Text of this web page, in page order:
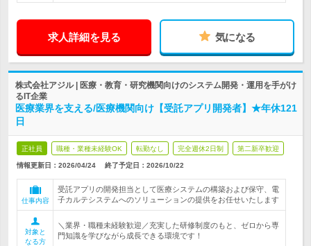
求人詳細を見る 気になる
株式会社アジル | 医療・教育・研究機関向けのシステム開発・運用を手がけ
るIT企業
医療業界を支える/医療機関向け【受託アプリ開発者】★年休121
日
正社員 職種・業種未経験OK 転勤なし 完全週休2日制 第二新卒歓迎
情報更新日：2026/04/24 終了予定日： 2026/10/22
仕事内容
受託アプリの開発担当として医療システムの構築および保守、電
子カルテシステムへのソリューションの提供をお任せいたします
対象と
なる方
＼業界・職種未経験歓迎／充実した研修制度のもと、ゼロから専
門知識を学びながら成長できる環境です！